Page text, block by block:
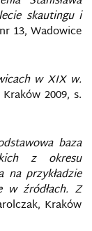
skautingu i
13, Wadowice
w XIX w.
2009, s.
baza
z okresu
na przykładzie
w źródłach. Z
Kraków